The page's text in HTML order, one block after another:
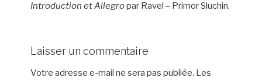
Introduction et Allegropar Ravel – Primor Sluchin.
Laisser un commentaire
Votre adresse e-mail ne sera pas publiée. Les